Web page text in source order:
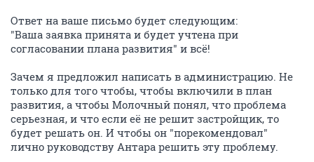
Ответ на ваше письмо будет следующим:
"Ваша заявка принята и будет учтена при
согласовании плана развития" и всё!
Зачем я предложил написать в администрацию. Не
только для того чтобы, чтобы включили в план
развития, а чтобы Молочный понял, что проблема
серьезная, и что если её не решит застройщик, то
будет решать он. И чтобы он "порекомендовал"
лично руководству Антара решить эту проблему.